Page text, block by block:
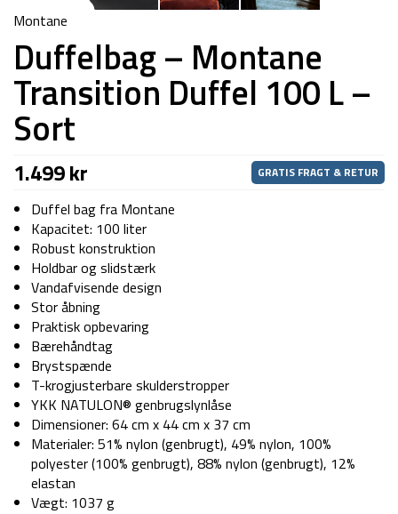
Montane
Duffelbag – Montane
Transition Duffel 100 L –
Sort
1.499kr GRATIS FRAGT & RETUR
Duffel bag fra Montane
Kapacitet: 100 liter
Robust konstruktion
Holdbar og slidstærk
Vandafvisende design
Stor åbning
Praktisk opbevaring
Bærehåndtag
Brystspænde
T-krogjusterbare skulderstropper
YKK NATULON® genbrugslynlåse
Dimensioner: 64 cm x 44 cm x 37 cm
Materialer: 51% nylon (genbrugt), 49% nylon, 100%
polyester (100% genbrugt), 88% nylon (genbrugt), 12%
elastan
Vægt: 1037 g